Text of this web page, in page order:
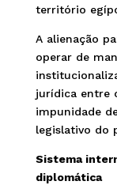
território
A alienação
operar de
jurídica entre
impunidade
legislativo do
Sistema
diplomática